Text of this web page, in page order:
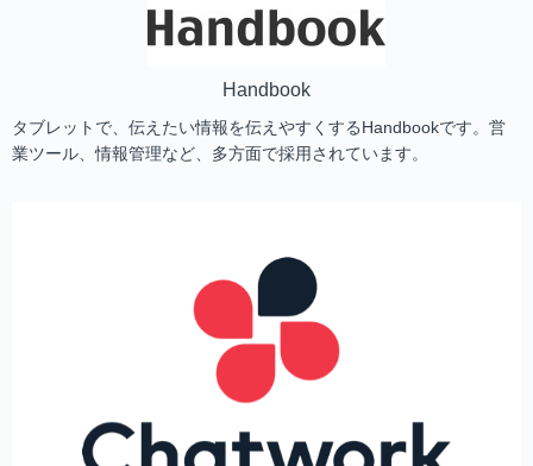
Handbook
タブレットで、伝えたい情報を伝えやすくするHandbookです。営
業ツール、情報管理など、多方面で採用されています。